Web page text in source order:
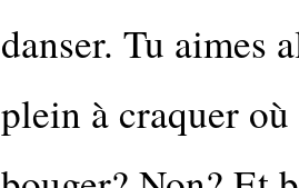
danser. Tu aimes
plein à craquer